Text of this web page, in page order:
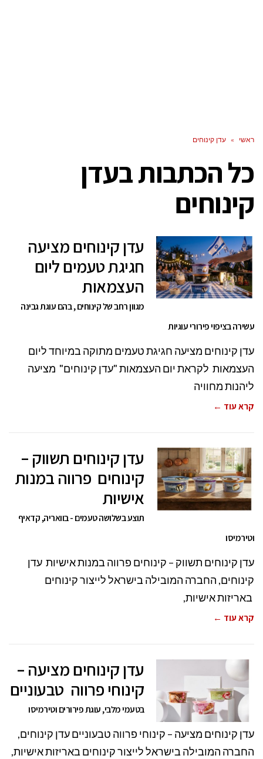
ראשי » עדן קינוחים
כל הכתבות בעדן
קינוחים
עדן קינוחים מציעה
חגיגת טעמים ליום
העצמאות
מגוון רחב של קינוחים , בהם עוגת גבינה
עשירה בציפוי פירורי עוגיות
עדן קינוחים מציעה חגיגת טעמים מתוקה במיוחד ליום
העצמאות לקראת יום העצמאות "עדן קינוחים" מציעה
ליהנות מחוויה
קרא עוד ←
עדן קינוחים תשווק –
קינוחים פרווה במנות
אישיות
תוצע בשלושה טעמים - בוואריה, קדאיף
וטירמיסו
עדן קינוחים תשווק – קינוחים פרווה במנות אישיות עדן
קינוחים, החברה המובילה בישראל לייצור קינוחים
באריזות אישיות,​
קרא עוד ←
עדן קינוחים מציעה –
קינוחי פרווה טבעוניים
בטעמי מלבי, עוגת פירורים וטירמיסו
עדן קינוחים מציעה – קינוחי פרווה טבעוניים עדן קינוחים,
החברה המובילה בישראל לייצור קינוחים באריזות אישיות,​